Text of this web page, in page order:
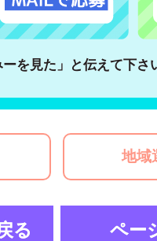
ーを見た」と伝えて下さ
地域
る ペー